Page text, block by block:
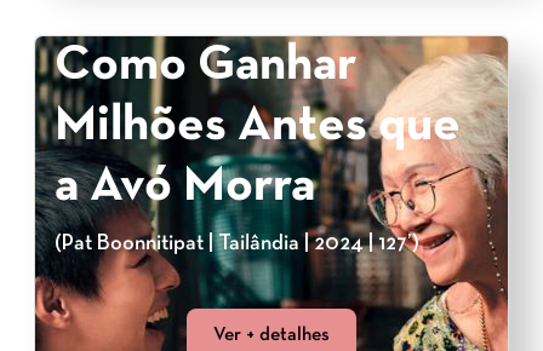
Como Ganhar
Milhões Antes que
a Avó Morra
(Pat Boonnitipat | Tailândia | 2024 | 127’)
Ver + detalhes